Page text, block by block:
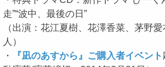
走”“波中、最後の日”
（出演：花江夏樹、花澤香菜、茅野
人）
・
『凪のあすから』ご購入者イベント